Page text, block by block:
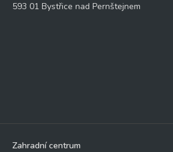
593 01 Bystřice nad Pernštejnem
Zahradní centrum